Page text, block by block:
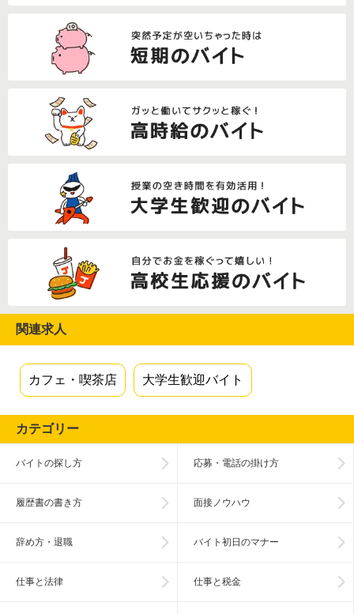
関連求人
カフェ・喫茶店 大学生歓迎バイト
カテゴリー
バイトの探し方 応募・電話の掛け方
履歴書の書き方 面接ノウハウ
辞め方・退職 バイト初日のマナー
仕事と法律 仕事と税金